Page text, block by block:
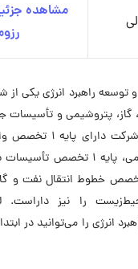
مشاهده
راهبرد انرژی یکی از
فعالیت می‌کند. این
نفت و گاز و پتروشیمی، پایه ۱
و گاز و پایه ۱ تخصص خطوط انتقال
محیط‌زیست را نیز
انرژی را می‌توانید در